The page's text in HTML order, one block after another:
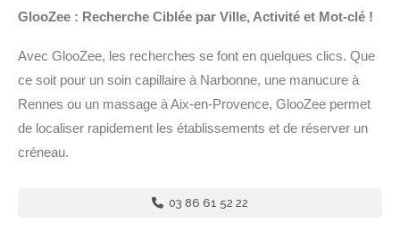
GlooZee : Recherche Ciblée par Ville, Activité et Mot-clé !
Avec GlooZee, les recherches se font en quelques clics. Que
ce soit pour un soin capillaire à Narbonne, une manucure à
Rennes ou un massage à Aix-en-Provence, GlooZee permet
de localiser rapidement les établissements et de réserver un
créneau.
03 86 61 52 22